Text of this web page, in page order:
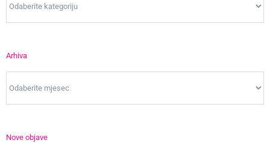
Arhiva
Nove objave